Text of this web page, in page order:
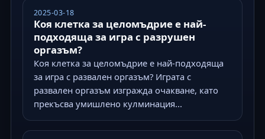
2025-03-18
Коя клетка за целомъдрие е най-
подходяща за игра с разрушен
оргазъм?
Коя клетка за целомъдрие е най-подходяща
за игра с развален оргазъм? Играта с
развален оргазъм изгражда очакване, като
прекъсва умишлено кулминация...